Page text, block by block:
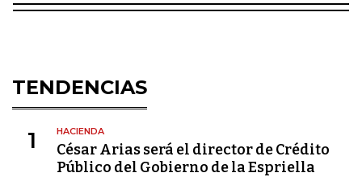
TENDENCIAS
1 HACIENDA
César Arias será el director de Crédito
Público del Gobierno de la Espriella